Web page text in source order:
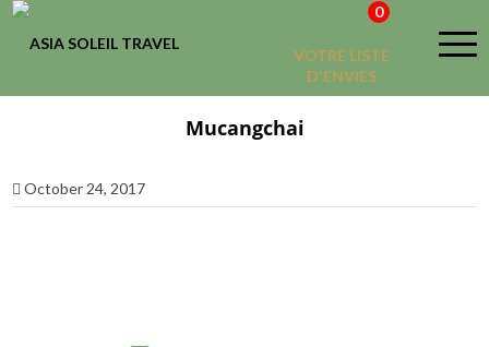
VOTRE LISTE
D'ENVIES
0
Mucangchai
October 24, 2017